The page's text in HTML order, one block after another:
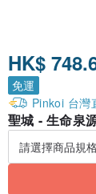
HK$
免運
Pinkoi 台灣
聖城 - 生命泉